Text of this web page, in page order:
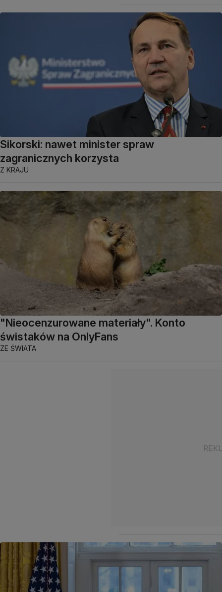
Sikorski: nawet minister spraw
zagranicznych korzysta
Z KRAJU
"Nieocenzurowane materiały". Konto
świstaków na OnlyFans
ZE ŚWIATA